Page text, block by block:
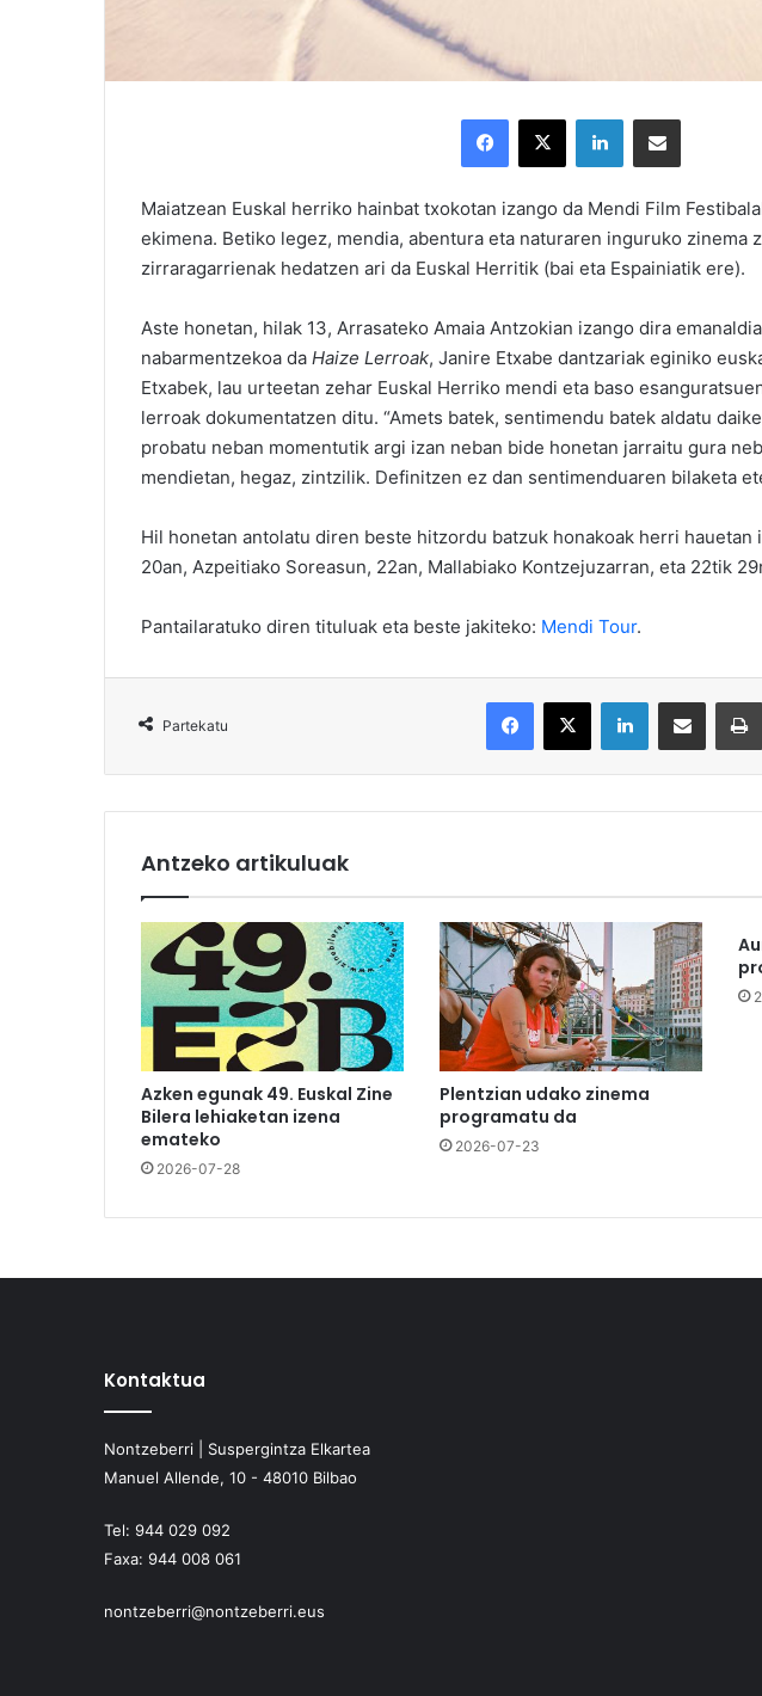
Maiatzean Euskal herriko hainbat txokotan izango da Mendi Film
ekimena. Betiko legez, mendia, abentura eta naturaren inguruko zinema
zirraragarrienak hedatzen ari da Euskal Herritik (bai eta Espainiatik ere).
Aste honetan, hilak 13, Arrasateko Amaia Antzokian izango dira
nabarmentzekoa da Haize Lerroak, Janire Etxabe dantzariak eginiko
Etxabek, lau urteetan zehar Euskal Herriko mendi eta baso
lerroak dokumentatzen ditu. “Amets batek, sentimendu batek aldatu
probatu neban momentutik argi izan neban bide honetan jarraitu gura
mendietan, hegaz, zintzilik. Definitzen ez dan sentimenduaren bilaketa
Hil honetan antolatu diren beste hitzordu batzuk honakoak herri hauetan
20an, Azpeitiako Soreasun, 22an, Mallabiako Kontzejuzarran, eta 22tik
Pantailaratuko diren tituluak eta beste jakiteko: Mendi Tour.
Partekatu
Antzeko artikuluak
Azken egunak 49. Euskal Zine
Bilera lehiaketan izena
emateko
2026-07-28
Plentzian udako zinema
programatu da
2026-07-23
Kontaktua
Nontzeberri | Suspergintza Elkartea
Manuel Allende, 10 - 48010 Bilbao
Tel: 944 029 092
Faxa: 944 008 061
nontzeberri@nontzeberri.eus